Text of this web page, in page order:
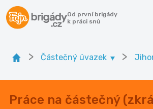
Od první brigády
k práci snů
> Částečný úvazek >
Práce na částečný